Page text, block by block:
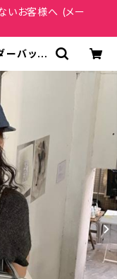
いお客様へ (メー
ーバッグ
ト 大人
ゃれ 人
ディー